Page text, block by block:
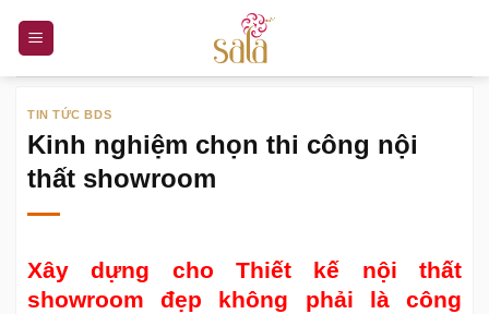
nội
TIN TỨC BDS
Kinh nghiệm chọn thi công nội
thất showroom
Xây dựng cho Thiết kế nội thất
showroom đẹp không phải là công